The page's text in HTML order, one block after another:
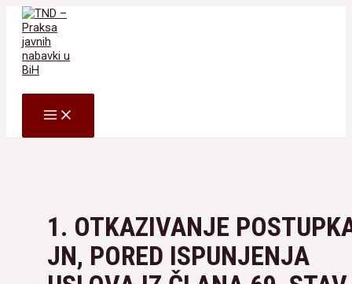
Skip
content
MAIN
MENU
1. OTKAZIVANJE
JN, PORED ISPUNJENJA